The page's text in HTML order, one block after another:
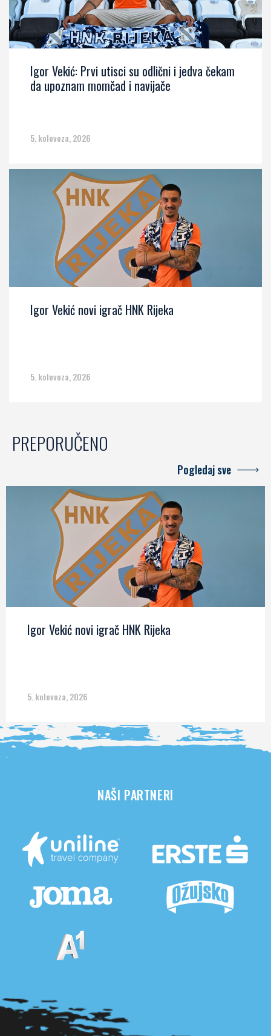
Igor Vekić: Prvi utisci su odlični i jedva čekam
da upoznam momčad i navijače
5. kolovoza, 2026
Igor Vekić novi igrač HNK Rijeka
5. kolovoza, 2026
PREPORUČENO
Pogledaj sve
Igor Vekić novi igrač HNK Rijeka
5. kolovoza, 2026
NAŠI PARTNERI